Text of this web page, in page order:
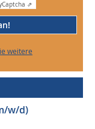
Captcha ⇗
weitere
w/d)